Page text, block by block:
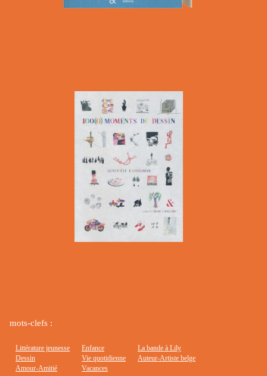
mots-clefs :
Littérature jeunesse
Dessin
Amour-Amitié
Enfance
Vie quotidienne
Vacances
La bande à Lily
Auteur-Artiste belge